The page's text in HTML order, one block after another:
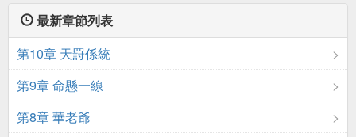
最新章節列表
第10章 天罸係統
第9章 命懸一線
第8章 華老爺